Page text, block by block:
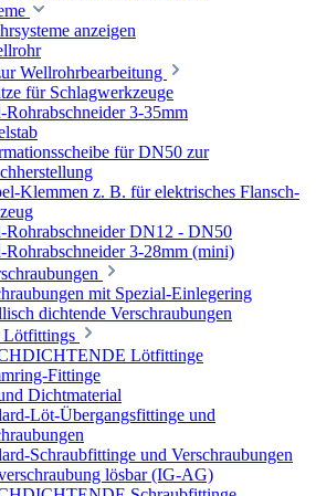
anzeigen
Wellrohrbearbeitung
für Schlagwerkzeuge
Rohrabschneider 3-35mm
für DN50 zur
Klemmen z. B. für elektrisches Flansch-
Rohrabschneider DN12 - DN50
Rohrabschneider 3-28mm (mini)
mit Spezial-Einlegering
dichtende Verschraubungen
Lötfittings
Lötfittinge
Fittinge
Dichtmaterial
Löt-Übergangsfittinge und
Schraubfittinge und Verschraubungen
lösbar (IG-AG)